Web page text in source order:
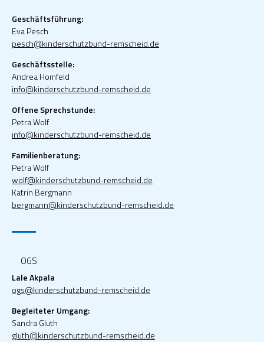
Geschäftsführung:
Eva Pesch
pesch@kinderschutzbund-remscheid.de
Geschäftsstelle:
Andrea Homfeld
info@kinderschutzbund-remscheid.de
Offene Sprechstunde:
Petra Wolf
info@kinderschutzbund-remscheid.de
Familienberatung:
Petra Wolf
wolf@kinderschutzbund-remscheid.de
Katrin Bergmann
bergmann@kinderschutzbund-remscheid.de
OGS
Lale Akpala
ogs@kinderschutzbund-remscheid.de
Begleiteter Umgang:
Sandra Gluth
gluth@kinderschutzbund-remscheid.de